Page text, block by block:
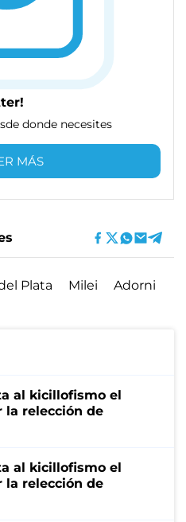
donde necesites
MÁS
Plata Milei Adorni
al kicillofismo el
la relección de
al kicillofismo el
la relección de